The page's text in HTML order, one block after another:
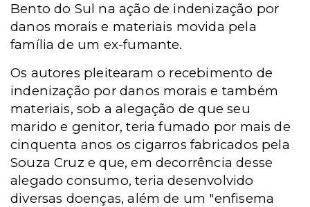
Bento do Sul na ação de indenização por
danos morais e materiais movida pela
família de um ex-fumante.
Os autores pleitearam o recebimento de
indenização por danos morais e também
materiais, sob a alegação de que seu
marido e genitor, teria fumado por mais de
cinquenta anos os cigarros fabricados pela
Souza Cruz e que, em decorrência desse
alegado consumo, teria desenvolvido
diversas doenças, além de um "enfisema